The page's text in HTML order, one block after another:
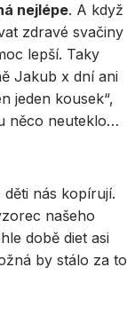
nejlépe. A když
zdravé svačiny
lepší. Taky
Jakub x dní ani
jeden kousek“,
něco neuteklo…
nás kopírují.
našeho
době diet asi
by stálo za to